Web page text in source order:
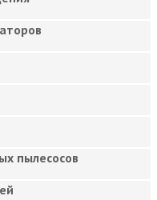
пылесосов